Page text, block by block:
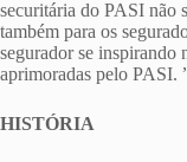
securitária do PASI não
também para os
segurador se inspirando
aprimoradas pelo PASI.
HISTÓRIA